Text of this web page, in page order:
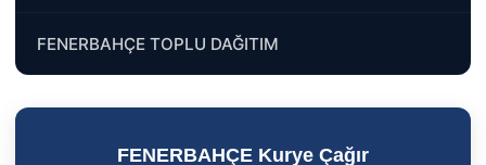
FENERBAHÇE TOPLU DAĞITIM
FENERBAHÇE Kurye Çağır